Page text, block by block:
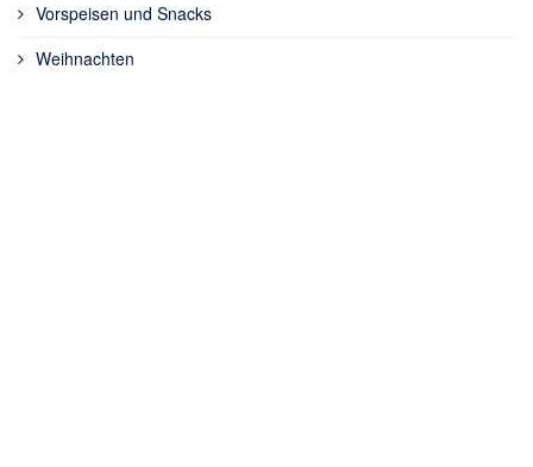
Vorspeisen und Snacks
Weihnachten